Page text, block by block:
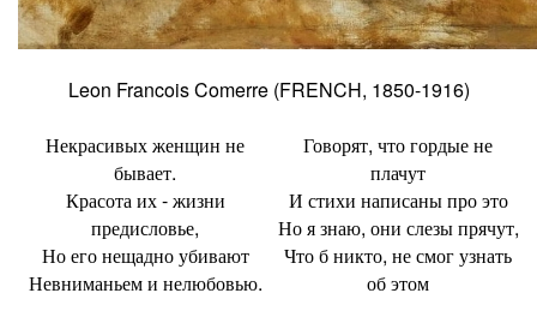
Leon Francois Comerre (FRENCH, 1850-1916)
Некрасивых женщин не
бывает.
Красота их - жизни
предисловье,
Но его нещадно убивают
Невниманьем и нелюбовью.
Говорят, что гордые не
плачут
И стихи написаны про это
Но я знаю, они слезы прячут,
Что б никто, не смог узнать
об этом